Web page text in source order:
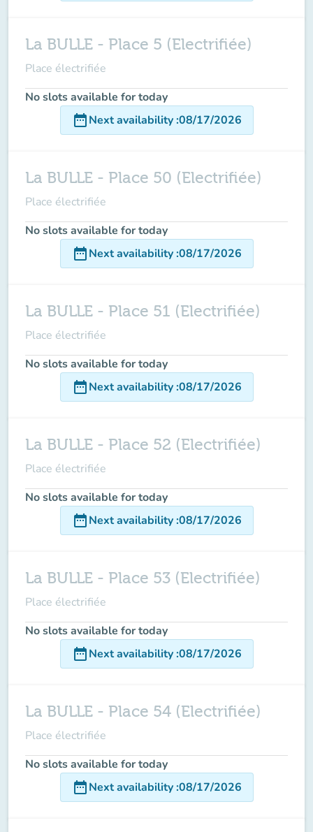
La BULLE - Place 5 (Electrifiée)
Place électrifiée
No slots available for today
date_rangeNext availability:08/17/2026
La BULLE - Place 50 (Electrifiée)
Place électrifiée
No slots available for today
date_rangeNext availability:08/17/2026
La BULLE - Place 51 (Electrifiée)
Place électrifiée
No slots available for today
date_rangeNext availability:08/17/2026
La BULLE - Place 52 (Electrifiée)
Place électrifiée
No slots available for today
date_rangeNext availability:08/17/2026
La BULLE - Place 53 (Electrifiée)
Place électrifiée
No slots available for today
date_rangeNext availability:08/17/2026
La BULLE - Place 54 (Electrifiée)
Place électrifiée
No slots available for today
date_rangeNext availability:08/17/2026